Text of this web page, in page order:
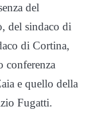
del
del sindaco di
di Cortina,
e quello della
Fugatti.